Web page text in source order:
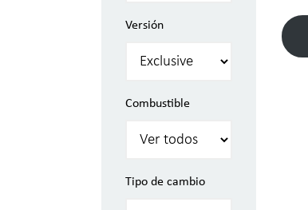
Versión
Combustible
Tipo de cambio